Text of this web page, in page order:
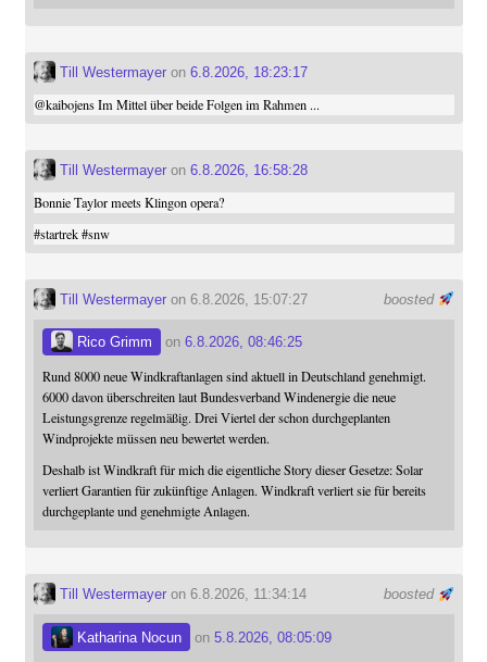
Till Westermayeron 6.8.2026, 18:23:17
@kaibojensIm Mittel über beide Folgen im Rahmen ...
Till Westermayeron 6.8.2026, 16:58:28
Bonnie Taylor meets Klingon opera?
#startrek #snw
boosted
Till Westermayeron 6.8.2026, 15:07:27
Rico Grimm on 6.8.2026, 08:46:25
Rund 8000 neue Windkraftanlagen sind aktuell in Deutschland genehmigt.
6000 davon überschreiten laut Bundesverband Windenergie die neue
Leistungsgrenze regelmäßig. Drei Viertel der schon durchgeplanten
Windprojekte müssen neu bewertet werden.
Deshalb ist Windkraft für mich die eigentliche Story dieser Gesetze: Solar
verliert Garantien für zukünftige Anlagen. Windkraft verliert sie für bereits
durchgeplante und genehmigte Anlagen.
boosted
Till Westermayeron 6.8.2026, 11:34:14
Katharina Nocun on 5.8.2026, 08:05:09